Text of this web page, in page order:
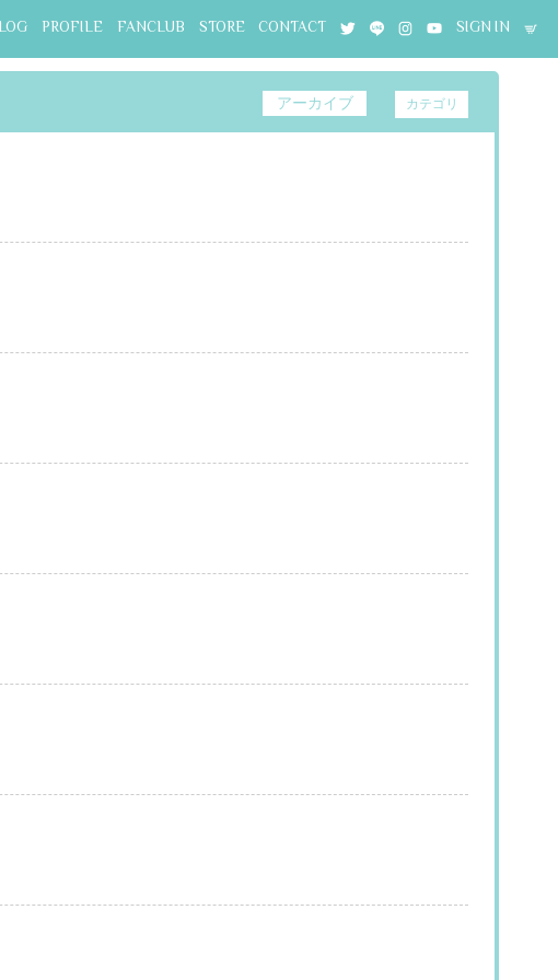
PROFILE FANCLUB STORE CONTACT SIGN IN
カテゴリ
アーカイブ